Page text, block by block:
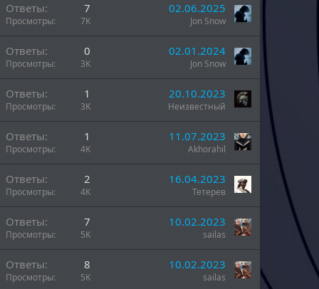
Ответы 7
Просмотры 7K
02.06.2025
Jon Snow
Ответы 0
Просмотры 3K
02.01.2024
Jon Snow
Ответы 1
Просмотры 3K
20.10.2023
Неизвестный
Ответы 1
Просмотры 4K
11.07.2023
Akhorahil
Ответы 2
Просмотры 4K
16.04.2023
Тетерев
Ответы 7
Просмотры 5K
10.02.2023
sailas
Ответы 8
Просмотры 5K
10.02.2023
sailas